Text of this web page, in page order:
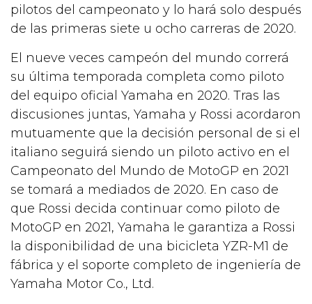
pilotos del campeonato y lo hará solo después
de las primeras siete u ocho carreras de 2020.
El nueve veces campeón del mundo correrá
su última temporada completa como piloto
del equipo oficial Yamaha en 2020. Tras las
discusiones juntas, Yamaha y Rossi acordaron
mutuamente que la decisión personal de si el
italiano seguirá siendo un piloto activo en el
Campeonato del Mundo de MotoGP en 2021
se tomará a mediados de 2020. En caso de
que Rossi decida continuar como piloto de
MotoGP en 2021, Yamaha le garantiza a Rossi
la disponibilidad de una bicicleta YZR-M1 de
fábrica y el soporte completo de ingeniería de
Yamaha Motor Co., Ltd.